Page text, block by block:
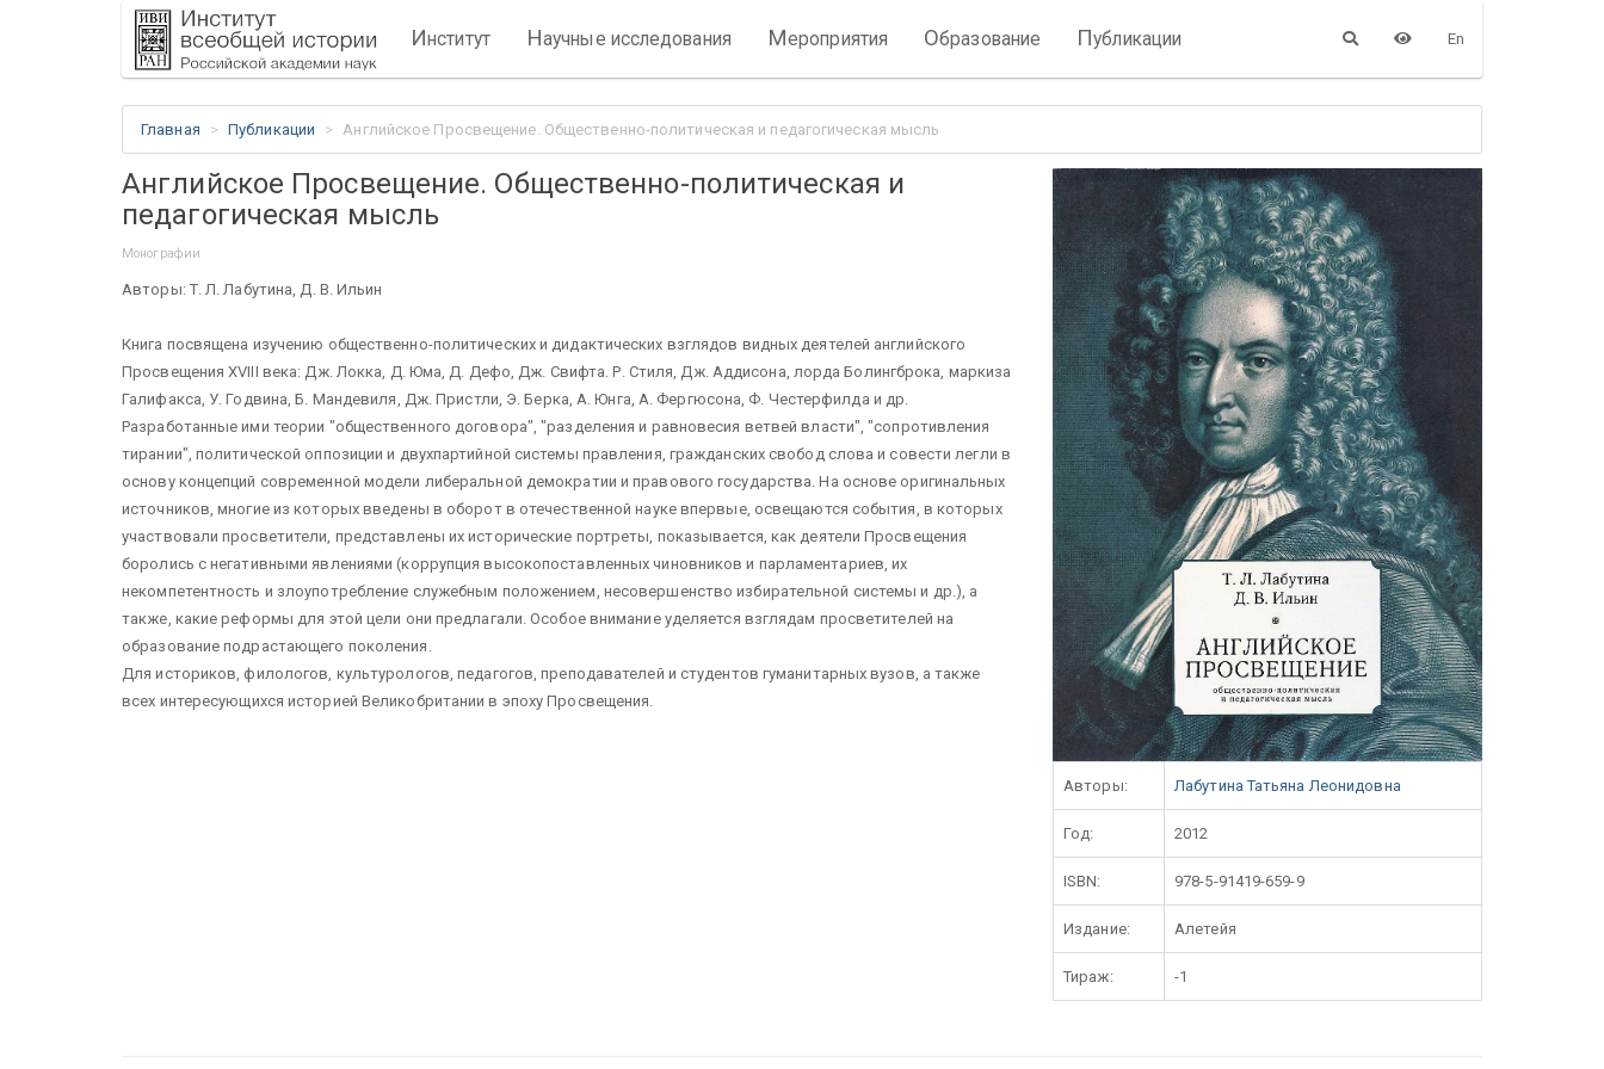
Институт Научные исследования Мероприятия Образование Публикации En
Главная Публикации Английское Просвещение. Общественно-политическая и педагогическая мысль
Английское Просвещение. Общественно-политическая и
педагогическая мысль
Монографии
Авторы: Т. Л. Лабутина, Д. В. Ильин
Книга посвящена изучению общественно-политических и дидактических взглядов видных деятелей английского
Просвещения XVIII века: Дж. Локка, Д. Юма, Д. Дефо, Дж. Свифта. Р. Стиля, Дж. Аддисона, лорда Болингброка, маркиза
Галифакса, У. Годвина, Б. Мандевиля, Дж. Пристли, Э. Берка, А. Юнга, А. Фергюсона, Ф. Честерфилда и др.
Разработанные ими теории "общественного договора", "разделения и равновесия ветвей власти", "сопротивления
тирании", политической оппозиции и двухпартийной системы правления, гражданских свобод слова и совести легли в
основу концепций современной модели либеральной демократии и правового государства. На основе оригинальных
источников, многие из которых введены в оборот в отечественной науке впервые, освещаются события, в которых
участвовали просветители, представлены их исторические портреты, показывается, как деятели Просвещения
боролись с негативными явлениями (коррупция высокопоставленных чиновников и парламентариев, их
некомпетентность и злоупотребление служебным положением, несовершенство избирательной системы и др.), а
также, какие реформы для этой цели они предлагали. Особое внимание уделяется взглядам просветителей на
образование подрастающего поколения.
Для историков, филологов, культурологов, педагогов, преподавателей и студентов гуманитарных вузов, а также
всех интересующихся историей Великобритании в эпоху Просвещения.
Авторы: Лабутина Татьяна Леонидовна
Год: 2012
ISBN: 978-5-91419-659-9
Издание: Алетейя
Тираж: -1